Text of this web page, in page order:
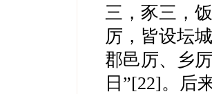
三，豕三，
厉，皆设坛
郡邑厉、乡
日”[22]。后